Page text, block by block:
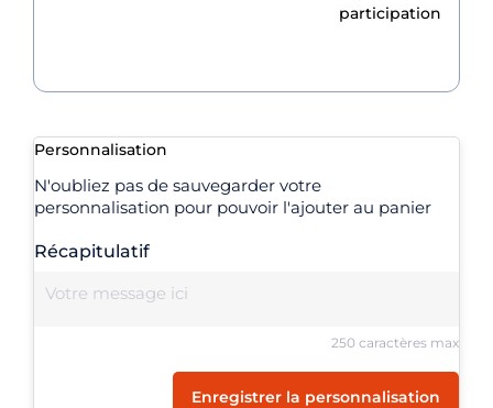
participation
Personnalisation
N'oubliez pas de sauvegarder votre
personnalisation pour pouvoir l'ajouter au panier
Récapitulatif
250 caractères max
Enregistrer la personnalisation